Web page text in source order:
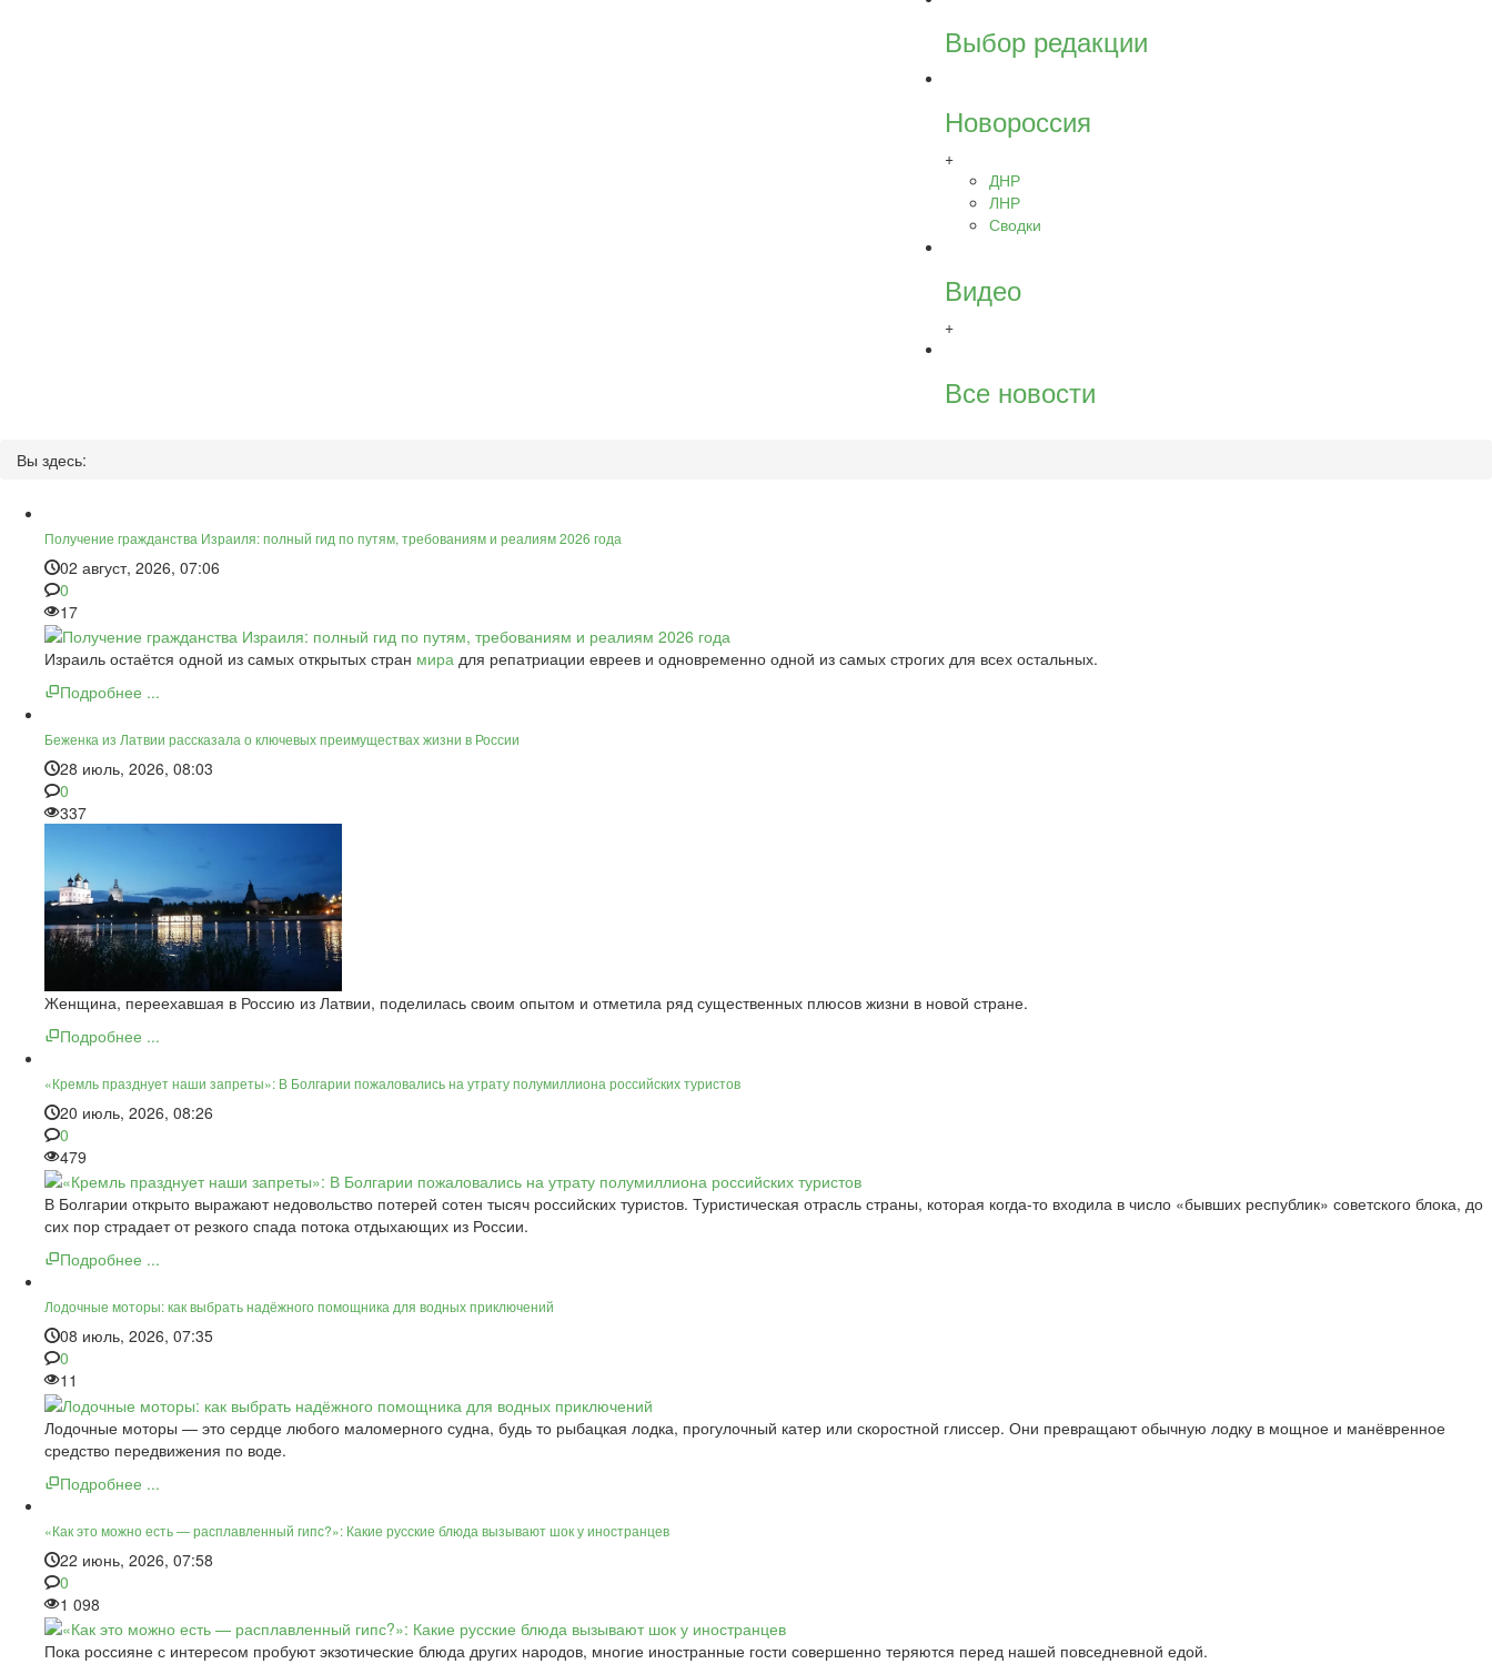
Выбор редакции
Новороссия
+
ДНР
ЛНР
Сводки
Видео
+
Все новости
Вы здесь:
Получение гражданства Израиля: полный гид по путям, требованиям и реалиям 2026 года
02 август, 2026, 07:06
0
17
Израиль остаётся одной из самых открытых стран мира для репатриации евреев и одновременно одной из самых строгих для всех остальных.
Подробнее ...
Беженка из Латвии рассказала о ключевых преимуществах жизни в России
28 июль, 2026, 08:03
0
337
Женщина, переехавшая в Россию из Латвии, поделилась своим опытом и отметила ряд существенных плюсов жизни в новой стране.
Подробнее ...
«Кремль празднует наши запреты»: В Болгарии пожаловались на утрату полумиллиона российских туристов
20 июль, 2026, 08:26
0
479
В Болгарии открыто выражают недовольство потерей сотен тысяч российских туристов. Туристическая отрасль страны, которая когда-то входила в число «бывших республик» советского блока, до
сих пор страдает от резкого спада потока отдыхающих из России.
Подробнее ...
Лодочные моторы: как выбрать надёжного помощника для водных приключений
08 июль, 2026, 07:35
0
11
Лодочные моторы — это сердце любого маломерного судна, будь то рыбацкая лодка, прогулочный катер или скоростной глиссер. Они превращают обычную лодку в мощное и манёвренное
средство передвижения по воде.
Подробнее ...
«Как это можно есть — расплавленный гипс?»: Какие русские блюда вызывают шок у иностранцев
22 июнь, 2026, 07:58
0
1 098
Пока россияне с интересом пробуют экзотические блюда других народов, многие иностранные гости совершенно теряются перед нашей повседневной едой.